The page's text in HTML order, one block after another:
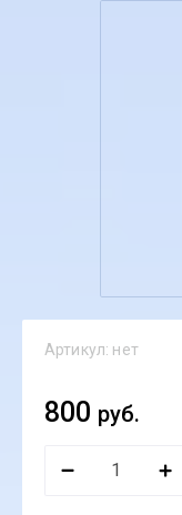
Артикул: нет
800 руб.